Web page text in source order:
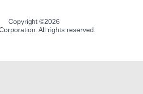
Copyright ©2026
All rights reserved.